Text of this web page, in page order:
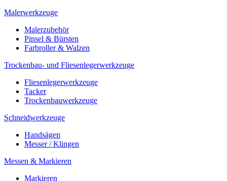
Malerwerkzeuge
Malerzubehör
Pinsel & Bürsten
Farbroller & Walzen
Trockenbau- und Fliesenlegerwerkzeuge
Fliesenlegerwerkzeuge
Tacker
Trockenbauwerkzeuge
Schneidwerkzeuge
Handsägen
Messer / Klingen
Messen & Markieren
Markieren